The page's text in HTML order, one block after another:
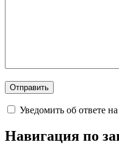
Уведомить об ответе
Навигация по